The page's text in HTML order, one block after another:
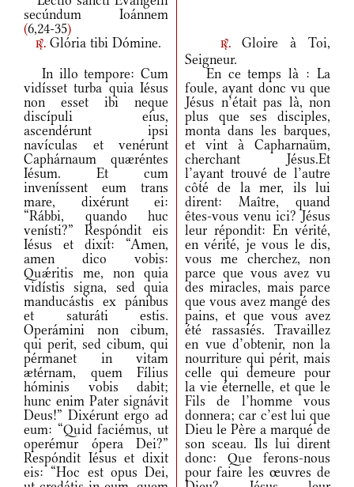
secúndum Ioánnem
(6,24-35)
r. Glória tibi Dómine. r.Gloire à Toi,
Seigneur.
In illo tempore: Cum
vidísset turba quia Iésus
non esset ibi neque
discípuli eíus,
ascendérunt ipsi
navículas et venérunt
Caphárnaum quæréntes
Iésum. Et cum
inveníssent eum trans
mare, dixérunt ei:
“Rábbi, quando huc
venísti?” Respóndit eis
Iésus et dixit: “Amen,
amen dico vobis:
Quǽritis me, non quia
vidístis signa, sed quia
manducástis ex pánibus
et saturáti estis.
Operámini non cibum,
qui perit, sed cibum, qui
pérmanet in vitam
ætérnam, quem Fílius
hóminis vobis dabit;
hunc enim Pater signávit
Deus!” Dixérunt ergo ad
eum: “Quid faciémus, ut
operémur ópera Dei?”
Respóndit Iésus et dixit
eis: “Hoc est opus Dei,
En ce temps là : La
foule, ayant donc vu que
Jésus n’était pas là, non
plus que ses disciples,
monta dans les barques,
et vint à Capharnaüm,
cherchant Jésus.Et
l’ayant trouvé de l’autre
côté de la mer, ils lui
dirent: Maître, quand
êtes-vous venu ici? Jésus
leur répondit: En vérité,
en vérité, je vous le dis,
vous me cherchez, non
parce que vous avez vu
des miracles, mais parce
que vous avez mangé des
pains, et que vous avez
été rassasiés. Travaillez
en vue d’obtenir, non la
nourriture qui périt, mais
celle qui demeure pour
la vie éternelle, et que le
Fils de l’homme vous
donnera; car c’est lui que
Dieu le Père a marqué de
son sceau. Ils lui dirent
donc: Que ferons-nous
pour faire les œuvres de